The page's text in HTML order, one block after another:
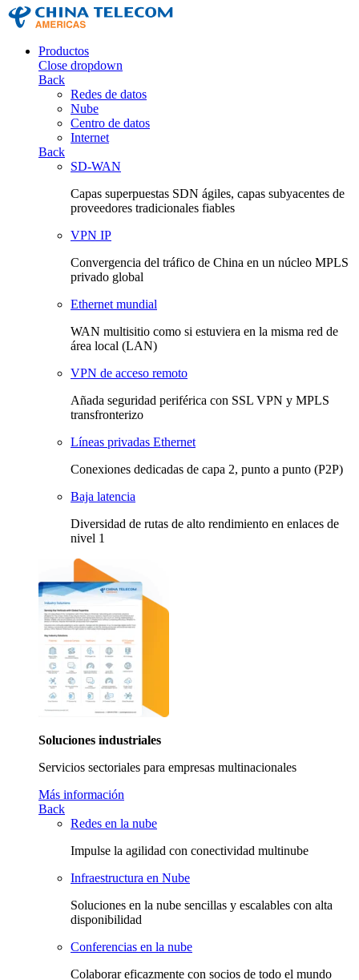
Productos
Close dropdown
Back
Redes de datos
Nube
Centro de datos
Internet
Back
SD-WAN
Capas superpuestas SDN ágiles, capas subyacentes de
proveedores tradicionales fiables
VPN IP
Convergencia del tráfico de China en un núcleo MPLS
privado global
Ethernet mundial
WAN multisitio como si estuviera en la misma red de
área local (LAN)
VPN de acceso remoto
Añada seguridad periférica con SSL VPN y MPLS
transfronterizo
Líneas privadas Ethernet
Conexiones dedicadas de capa 2, punto a punto (P2P)
Baja latencia
Diversidad de rutas de alto rendimiento en enlaces de
nivel 1
Soluciones industriales
Servicios sectoriales para empresas multinacionales
Más información
Back
Redes en la nube
Impulse la agilidad con conectividad multinube
Infraestructura en Nube
Soluciones en la nube sencillas y escalables con alta
disponibilidad
Conferencias en la nube
Colaborar eficazmente con socios de todo el mundo